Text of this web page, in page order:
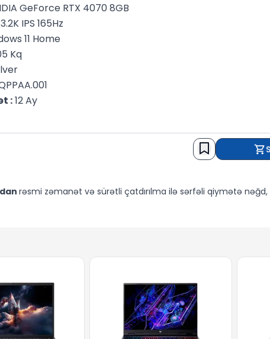
GeForce RTX 4070 8GB
IPS 165Hz
11 Home
Kq
: 12 Ay
rəsmi zəmanət və sürətli çatdırılma ilə sərfəli qiymətə